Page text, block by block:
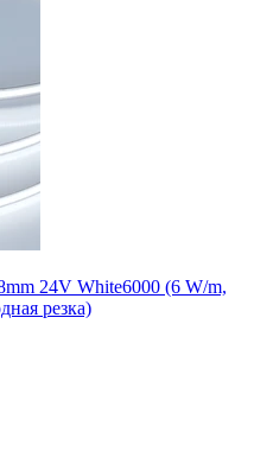
24V White6000 (6 W/m,
резка)